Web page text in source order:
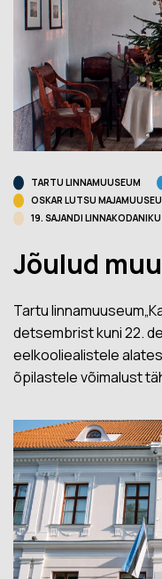
TARTU LINNAMUUSEUM
OSKAR LUTSU
19. SAJANDI
Jõulud
Tartu
detsembrist kuni 22.
eelkooliealistele
õpilastele võimalust